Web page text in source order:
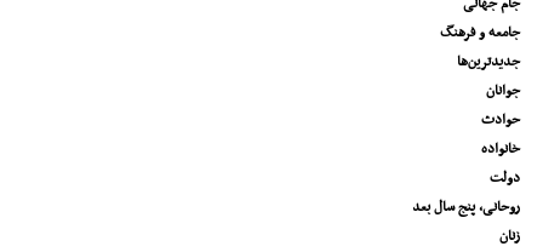
جامعه و فرهنگ
جدیدترین‌ها
جوانان
حوادث
خانواده
دولت
روحانی، پنج سال بعد
زنان